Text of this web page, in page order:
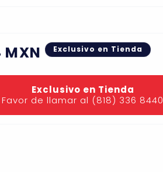
MXN Exclusivo en Tienda
Exclusivo en Tienda
Favor de llamar al (818) 336 8440